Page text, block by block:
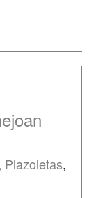
Plazoletas,